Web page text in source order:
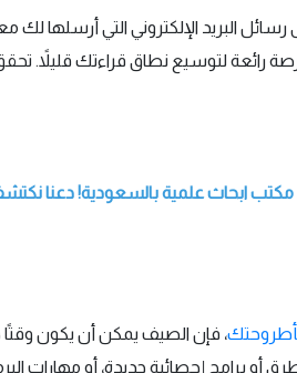
البريد الإلكتروني التي أرسلها
رائعة لتوسيع نطاق قراءتك
ابحاث علمية بالسعودية! دعنا
، فإن الصيف يمكن أن يكون
أو برامج إحصائية جديدة، أو مهارات